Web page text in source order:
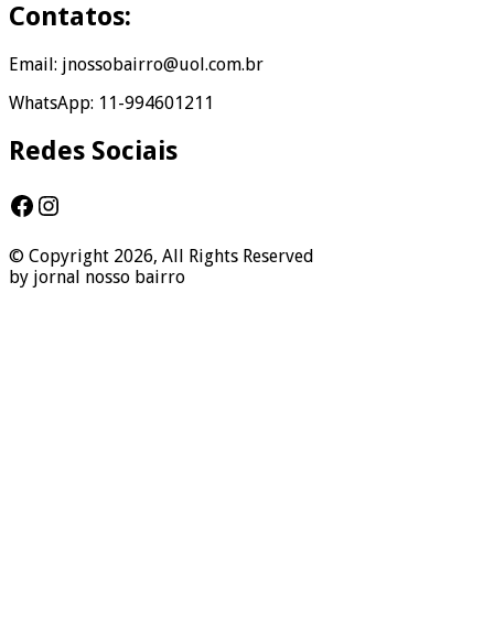
Contatos:
Email: jnossobairro@uol.com.br
WhatsApp: 11-994601211
Redes Sociais
Facebook
Instagram
© Copyright 2026, All Rights Reserved
by jornal nosso bairro